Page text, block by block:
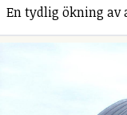
En tydlig ökning av